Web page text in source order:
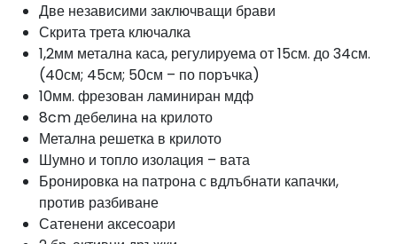
Две независими заключващи брави
Скрита трета ключалка
1,2мм метална каса, регулируема от 15см. до 34см.
(40см; 45см; 50см – по поръчка)
10мм. фрезован ламиниран мдф
8cm дебелина на крилото
Метална решетка в крилото
Шумно и топло изолация – вата
Бронировка на патрона с вдлъбнати капачки,
против разбиване
Сатенени аксесоари